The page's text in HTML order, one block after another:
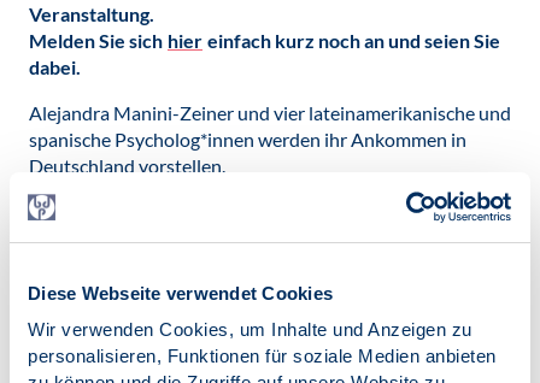
Diese Webseite verwendet Cookies
Wir verwenden Cookies, um Inhalte und Anzeigen zu
personalisieren, Funktionen für soziale Medien anbieten
Veranstaltung.
Melden Sie sich hier einfach kurz noch an und seien Sie
dabei.
Alejandra Manini-Zeiner und vier lateinamerikanische und
spanische Psycholog*innen werden ihr Ankommen in
Deutschland vorstellen.
Durch unsere Art, unsere Kultur und unser Fachwissen,
das wir woanders studiert und auch praktiziert haben,
psychologische Praxis.
Unsere Migrationserfahrungen prägen uns und machen
uns zu dem, was wir sind. Wir erleben und meistern
angenehme bis schwierige Integrationsprozesse. Wir